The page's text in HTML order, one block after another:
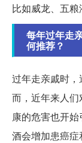
比如威龙、五粮
每年过年走
何推荐？
过年走亲戚时
而，近年来人
康的危害也开
酒会增加患癌